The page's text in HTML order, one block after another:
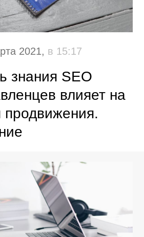
2021, в 15:17
знания SEO
влияет на
продвижения.